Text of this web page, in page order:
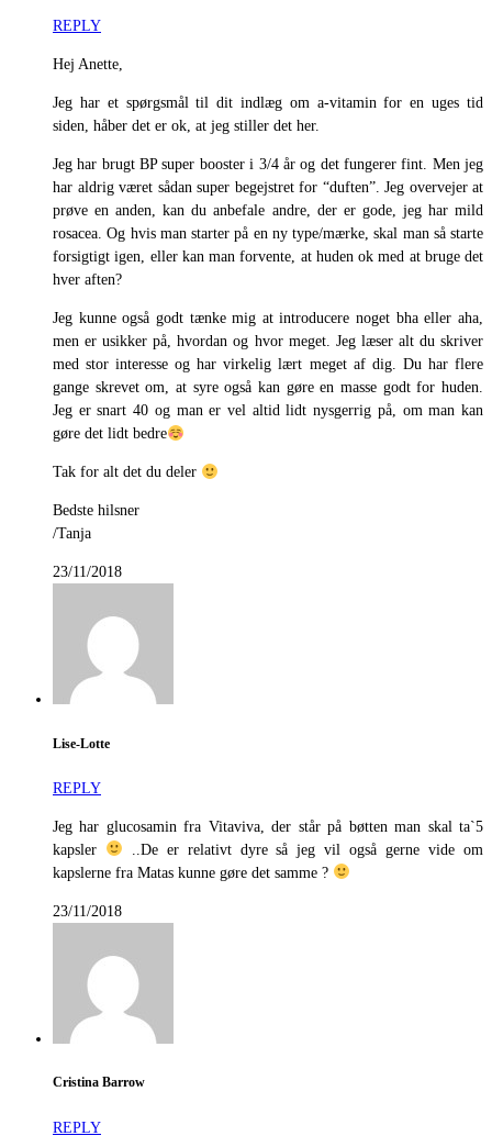
REPLY
Hej Anette,
Jeg har et spørgsmål til dit indlæg om a-vitamin for en uges tid
siden, håber det er ok, at jeg stiller det her.
Jeg har brugt BP super booster i 3/4 år og det fungerer fint. Men jeg
har aldrig været sådan super begejstret for “duften”. Jeg overvejer at
prøve en anden, kan du anbefale andre, der er gode, jeg har mild
rosacea. Og hvis man starter på en ny type/mærke, skal man så starte
forsigtigt igen, eller kan man forvente, at huden ok med at bruge det
hver aften?
Jeg kunne også godt tænke mig at introducere noget bha eller aha,
men er usikker på, hvordan og hvor meget. Jeg læser alt du skriver
med stor interesse og har virkelig lært meget af dig. Du har flere
gange skrevet om, at syre også kan gøre en masse godt for huden.
Jeg er snart 40 og man er vel altid lidt nysgerrig på, om man kan
gøre det lidt bedre
Tak for alt det du deler
Bedste hilsner
/Tanja
23/11/2018
Lise-Lotte
REPLY
Jeg har glucosamin fra Vitaviva, der står på bøtten man skal ta`5
kapsler
..De er relativt dyre så jeg vil også gerne vide om
kapslerne fra Matas kunne gøre det samme ?
23/11/2018
Cristina Barrow
REPLY